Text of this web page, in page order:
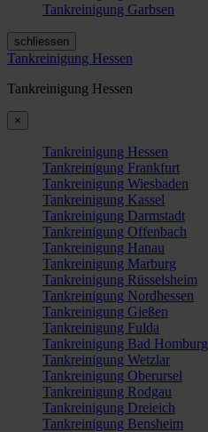
Tankreinigung Garbsen
schliessen
Tankreinigung Hessen
Tankreinigung Hessen
×
Tankreinigung Hessen
Tankreinigung Frankfurt
Tankreinigung Wiesbaden
Tankreinigung Kassel
Tankreinigung Darmstadt
Tankreinigung Offenbach
Tankreinigung Hanau
Tankreinigung Marburg
Tankreinigung Rüsselsheim
Tankreinigung Nordhessen
Tankreinigung Gießen
Tankreinigung Fulda
Tankreinigung Bad Homburg
Tankreinigung Wetzlar
Tankreinigung Oberursel
Tankreinigung Rodgau
Tankreinigung Dreieich
Tankreinigung Bensheim